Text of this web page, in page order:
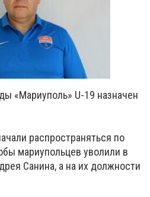
«Мариуполь» U-19 назначен
распространяться по
мариупольцев уволили в
Санина, а на их должности